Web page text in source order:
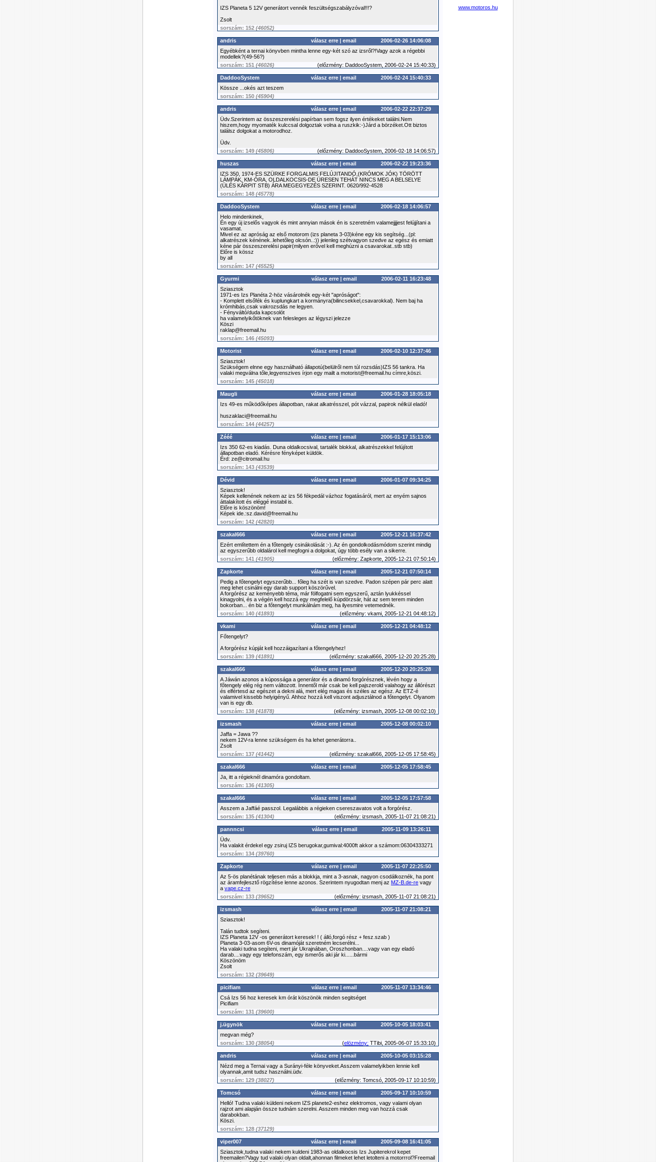
IZS Planeta 5 12V generátort vennék feszültségszabályzóval!!!?
Zsolt
sorszám: 152 (46052)
andris válasz erre | email
2006-02-26 14:06:08
Egyébként a ternai könyvben mintha lenne egy-két szó az izsről?!Vagy azok a régebbi
modellek?(49-56?)
sorszám: 151 (46026) (előzmény: DaddooSystem, 2006-02-24 15:40:33)
DaddooSystem válasz erre | email
2006-02-24 15:40:33
Kössze ...okés azt teszem
sorszám: 150 (45904)
andris válasz erre | email
2006-02-22 22:37:29
Üdv.Szerintem az összeszerelési papírban sem fogsz ilyen értékeket találni.Nem
hiszem,hogy myomaték kulccsal dolgoztak volna a ruszkik:-)Járd a börzéket.Ott biztos
találsz dolgokat a motorodhoz.
Üdv.
sorszám: 149 (45806) (előzmény: DaddooSystem, 2006-02-18 14:06:57)
huszas válasz erre | email
2006-02-22 19:23:36
IZS 350, 1974-ES SZÜRKE FORGALMIS FELÚJITANDÓ,(KRÓMOK JÓK) TÖRÖTT
LÁMPÁK, KM-ÓRA, OLDALKOCSIS-DE ÜRESEN TEHÁT NINCS MEG A BELSELYE
(ÜLÉS KÁRPIT STB) ÁRA MEGEGYEZÉS SZERINT. 0620/992-4528
sorszám: 148 (45778)
DaddooSystem válasz erre | email
2006-02-18 14:06:57
Helo mindenkinek,
Én egy új izselős vagyok és mint annyian mások én is szeretném valamejjjjest felújjítani a
vasamat.
Mivel ez az apróság az első motorom (izs planeta 3-03)kéne egy kis segítség...(pl:
alkatrészek kénének..lehetőleg olcsón..:)) jelenleg szétvagyon szedve az egész és emiatt
kéne pár összeszerelési papir(milyen erővel kell meghúzni a csavarokat..stb stb)
Előre is kössz
by all
sorszám: 147 (45525)
Gyurmi válasz erre | email
2006-02-11 16:23:48
Sziasztok
1971-es Izs Planéta 2-höz vásárolnék egy-két "apróságot":
- Komplett elsőfék és kuplungkart a kormányra(bilincsekkel,csavarokkal). Nem baj ha
krómhibás,csak vakrozsdás ne legyen.
- Fényváltó/duda kapcsolót
ha valamelyikőtöknek van felesleges az légyszi jelezze
Köszi
raklap@freemail.hu
sorszám: 146 (45093)
Motorist válasz erre | email
2006-02-10 12:37:46
Sziasztok!
Szükségem elnne egy használható állapotú(belülről nem túl rozsdás)IZS 56 tankra. Ha
valaki megválna tőle,legyenszives írjon egy mailt a motorist@freemail.hu címre,köszi.
sorszám: 145 (45018)
Maugli válasz erre | email
2006-01-28 18:05:18
Izs 49-es működőképes állapotban, rakat alkatrésszel, pót vázzal, papirok nélkül eladó!
huszaklaci@freemail.hu
sorszám: 144 (44257)
Zééé válasz erre | email
2006-01-17 15:13:06
Izs 350 62-es kiadás. Duna oldalkocsival, tartalék blokkal, alkatrészekkel felújított
állapotban eladó. Kérésre fényképet küldök.
Érd: ze@citromail.hu
sorszám: 143 (43539)
Dévid válasz erre | email
2006-01-07 09:34:25
Sziasztok!
Képek kellenének nekem az izs 56 fékpedál vázhoz fogatásáról, mert az enyém sajnos
áttalakított és eléggé instabil is.
Előre is köszönöm!
Képek ide.:sz.david@freemail.hu
sorszám: 142 (42820)
szakal666 válasz erre | email
2005-12-21 16:37:42
Ezért említettem én a főtengely csinákolását :-). Az én gondolkodásmódom szerint mindig
az egyszerűbb oldalárol kell megfogni a dolgokat, úgy több esély van a sikerre.
sorszám: 141 (41905) (előzmény: Zapkorte, 2005-12-21 07:50:14)
Zapkorte válasz erre | email
2005-12-21 07:50:14
Pedig a főtengelyt egyszerűbb... főleg ha szét is van szedve. Padon szépen pár perc alatt
meg lehet csinálni egy darab support köszörűvel.
A forgórész az keményebb téma, már fölfogatni sem egyszerű, aztán lyukkéssel
kinagyolni, és a végén kell hozzá egy megfelelő kúpdörzsár, hát az sem terem minden
bokorban... én biz a főtengelyt munkálnám meg, ha ilyesmire vetemednék.
sorszám: 140 (41893) (előzmény: vkami, 2005-12-21 04:48:12)
vkami válasz erre | email
2005-12-21 04:48:12
Főtengelyt?
A forgórész kúpját kell hozzáigazítani a főtengelyhez!
sorszám: 139 (41891) (előzmény: szakal666, 2005-12-20 20:25:28)
szakal666 válasz erre | email
2005-12-20 20:25:28
A Jáwán azonos a kúpossága a generátor és a dinamó forgórésznek, lévén hogy a
főtengely elég rég nem változott. Innentől már csak be kell pajszerold valahogy az állórészt
és elfértesd az egészet a dekni alá, mert elég magas és széles az egész. Az ETZ-é
valamivel kissebb helyigényű. Ahhoz hozzá kell viszont adjusztálnod a főtengelyt. Olyanom
van is egy db.
sorszám: 138 (41878) (előzmény: izsmash, 2005-12-08 00:02:10)
izsmash válasz erre | email
2005-12-08 00:02:10
Jaffa = Jawa ??
nekem 12V-ra lenne szükségem és ha lehet generátorra..
Zsolt
sorszám: 137 (41442) (előzmény: szakal666, 2005-12-05 17:58:45)
szakal666 válasz erre | email
2005-12-05 17:58:45
Ja, itt a régieknél dinamóra gondoltam.
sorszám: 136 (41305)
szakal666 válasz erre | email
2005-12-05 17:57:58
Asszem a Jaffáé passzol. Legalábbis a régieken csereszavatos volt a forgórész.
sorszám: 135 (41304) (előzmény: izsmash, 2005-11-07 21:08:21)
pannncsi válasz erre | email
2005-11-09 13:26:11
Üdv.
Ha valakit érdekel egy zsiruj IZS berugokar,gumival:4000ft akkor a számom:06304333271
sorszám: 134 (39760)
Zapkorte válasz erre | email
2005-11-07 22:25:50
Az 5-ös planétának teljesen más a blokkja, mint a 3-asnak, nagyon csodálkoznék, ha pont
az áramfejlesztő rögzítése lenne azonos. Szerintem nyugodtan menj az MZ-B.de-re vagy
a vape.cz-re
sorszám: 133 (39652) (előzmény: izsmash, 2005-11-07 21:08:21)
izsmash válasz erre | email
2005-11-07 21:08:21
Sziasztok!
Talán tudtok segíteni.
IZS Planeta 12V -os generátort keresek! ! ( álló,forgó rész + fesz.szab )
Planeta 3-03-asom 6V-os dinamóját szeretném lecserélni...
Ha valaki tudna segíteni, mert jár Ukrajnában, Oroszhonban....vagy van egy eladó
darab....vagy egy telefonszám, egy ismerős aki jár ki......bármi
Köszönöm
Zsolt
sorszám: 132 (39649)
picifiam válasz erre | email
2005-11-07 13:34:46
Csá Izs 56 hoz keresek km órát köszönök minden segitséget
Picifiam
sorszám: 131 (39600)
j.ügynök válasz erre | email
2005-10-05 18:03:41
megvan még?
sorszám: 130 (38054) (elözmény: TTibi, 2005-06-07 15:33:10)
andris válasz erre | email
2005-10-05 03:15:28
Nézd meg a Ternai vagy a Surányi-féle könyveket.Asszem valamelyikben lennie kell
olyannak,amit tudsz használni.üdv.
sorszám: 129 (38027) (előzmény: Tomcsó, 2005-09-17 10:10:59)
Tomcsó válasz erre | email
2005-09-17 10:10:59
Helló! Tudna valaki küldeni nekem IZS planete2-eshez elektromos, vagy valami olyan
rajzot ami alapján össze tudnám szerelni. Asszem minden meg van hozzá csak
darabokban.
Köszi.
sorszám: 128 (37129)
viper007 válasz erre | email
2005-09-08 16:41:05
Sziasztok,tudna valaki nekem kuldeni 1983-as oldalkocsis Izs Jupiterekrol kepet
freemailen?Vagy tud valaki olyan oldalt,ahonnan filmeket lehet letolteni a motorrrol?Freemail
www.motoros.hu